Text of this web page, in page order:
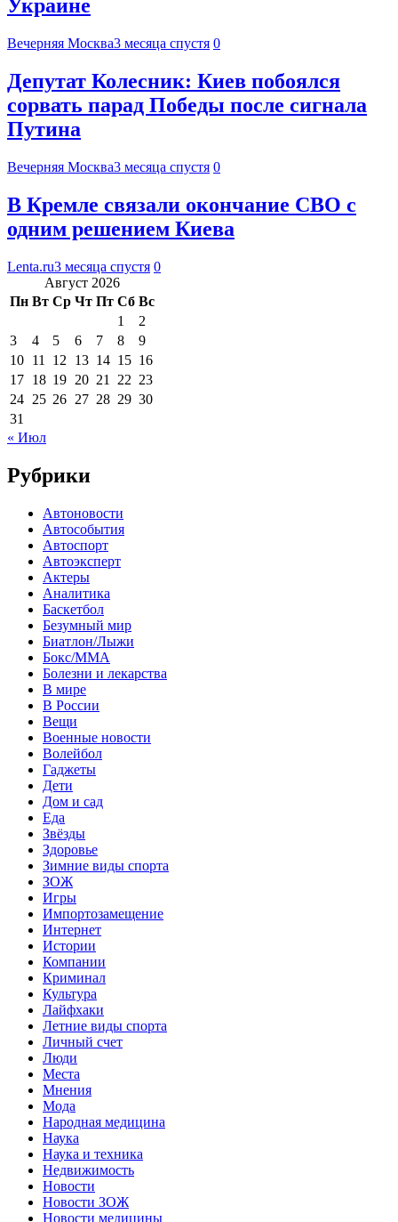
Украине
Вечерняя Москва3 месяца спустя 0
Депутат Колесник: Киев побоялся
сорвать парад Победы после сигнала
Путина
Вечерняя Москва3 месяца спустя 0
В Кремле связали окончание СВО с
одним решением Киева
Lenta.ru3 месяца спустя 0
Август 2026
Пн Вт Ср Чт Пт Сб Вс
1
2
3
4 5 6 7 8
9
10 11 12 13 14 15 16
17 18 19 20 21 22 23
24 25 26 27 28 29 30
31
« Июл
Рубрики
Автоновости
Автособытия
Автоспорт
Автоэксперт
Актеры
Аналитика
Баскетбол
Безумный мир
Биатлон/Лыжи
Бокс/MMA
Болезни и лекарства
В мире
В России
Вещи
Военные новости
Волейбол
Гаджеты
Дети
Дом и сад
Еда
Звёзды
Здоровье
Зимние виды спорта
ЗОЖ
Игры
Импортозамещение
Интернет
Истории
Компании
Криминал
Культура
Лайфхаки
Летние виды спорта
Личный счет
Люди
Места
Мнения
Мода
Народная медицина
Наука
Наука и техника
Недвижимость
Новости
Новости ЗОЖ
Новости медицины